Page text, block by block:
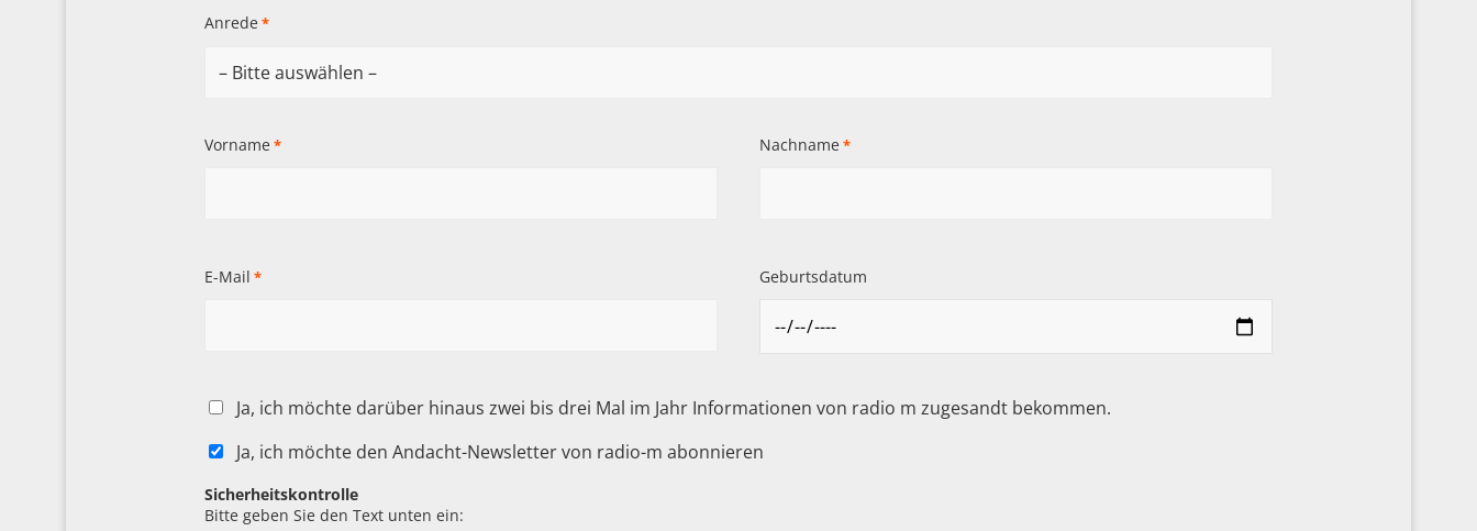
Anrede *
Vorname * Nachname *
E-Mail * Geburtsdatum
Ja, ich möchte darüber hinaus zwei bis drei Mal im Jahr Informationen von radio m zugesandt bekommen.
Ja, ich möchte den Andacht-Newsletter von radio-m abonnieren
Sicherheitskontrolle
Bitte geben Sie den Text unten ein: